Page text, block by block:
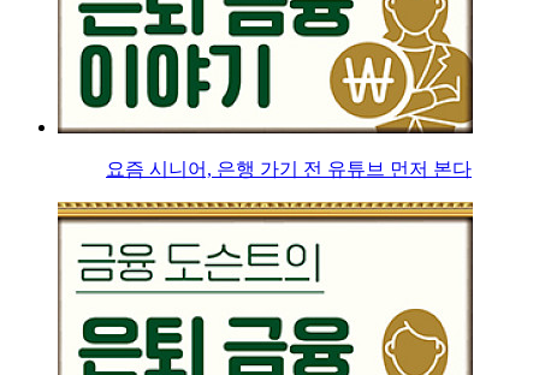
요즘 시니어, 은행 가기 전 유튜브 먼저 본다